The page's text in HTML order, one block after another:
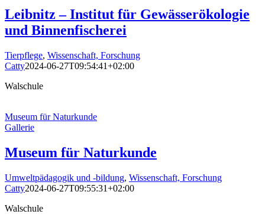
Leibnitz – Institut für Ge­wässer­öko­logie
und Binnen­fischerei
Tierpflege, Wissenschaft, Forschung
Catty2024-06-27T09:54:41+02:00
Walschule
Museum für Naturkunde
Gallerie
Museum für Naturkunde
Umweltpädagogik und -bildung, Wissenschaft, Forschung
Catty2024-06-27T09:55:31+02:00
Walschule